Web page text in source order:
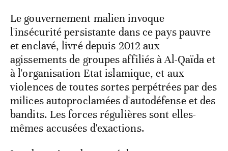
Le gouvernement malien invoque
l'insécurité persistante dans ce pays pauvre
et enclavé, livré depuis 2012 aux
agissements de groupes affiliés à Al-Qaïda et
à l'organisation Etat islamique, et aux
violences de toutes sortes perpétrées par des
milices autoproclamées d'autodéfense et des
bandits. Les forces régulières sont elles-
mêmes accusées d'exactions.